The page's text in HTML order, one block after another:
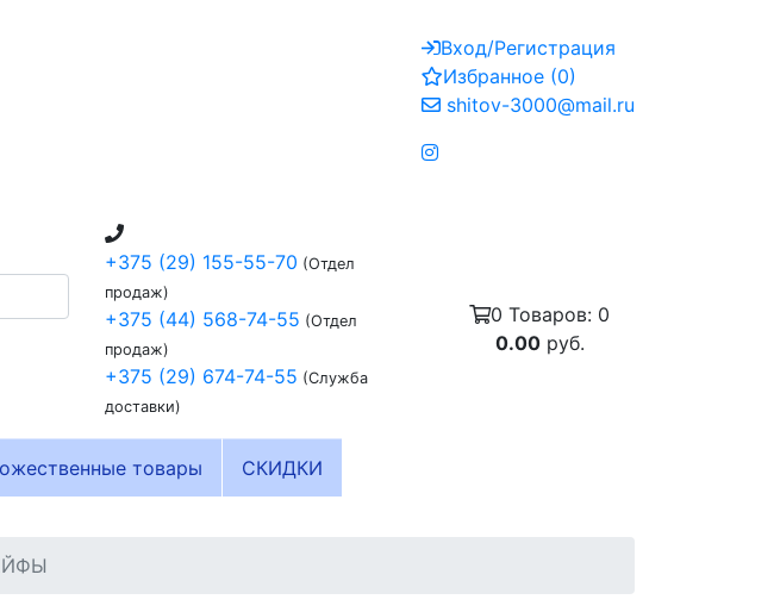
Вход/Регистрация
Избранное (0)
shitov-3000@mail.ru
+375 (29) 155-55-70 (Отдел
продаж)
+375 (44) 568-74-55 (Отдел
продаж)
+375 (29) 674-74-55 (Служба
доставки)
0 Товаров: 0
0.00руб.
товары СКИДКИ